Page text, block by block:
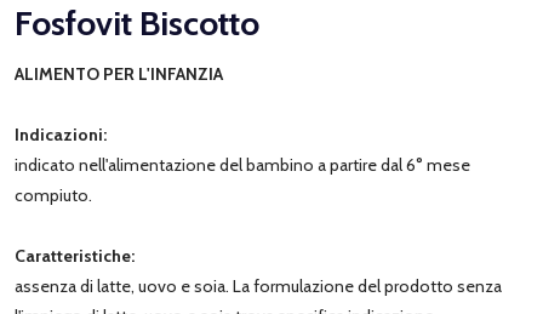
Fosfovit Biscotto
ALIMENTO PER L'INFANZIA
Indicazioni:
indicato nell'alimentazione del bambino a partire dal 6° mese
compiuto.
Caratteristiche:
assenza di latte, uovo e soia. La formulazione del prodotto senza